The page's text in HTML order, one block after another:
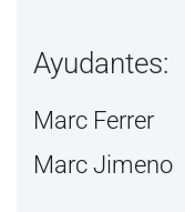
Ayudantes:
Marc Ferrer
Marc Jimeno